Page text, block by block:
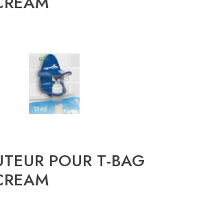
POUR T-BAG